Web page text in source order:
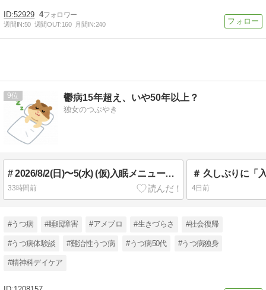
52929 4
週間IN:50 週間OUT:160 月間IN:240
9 鬱病15年超え、いや50年以上？
独女のつぶやき
# 2026/8/2(日)〜5(水) (仮)入眠メニューと睡眠記録【中間報告】
33時間前
＃ 久しぶりに「
4日前
#うつ病 #睡眠障害 #アメブロ #生きづらさ #社会復帰
#うつ病体験談 #難治性うつ病 #うつ病50代 #うつ病独身
#精神科デイケア